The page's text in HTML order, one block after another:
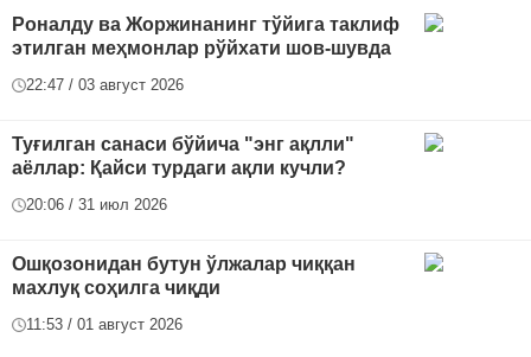
Роналду ва Жоржинанинг тўйига таклиф
этилган меҳмонлар рўйхати шов-шувда
22:47 / 03 август 2026
Туғилган санаси бўйича "энг ақлли"
аёллар: Қайси турдаги ақли кучли?
20:06 / 31 июл 2026
Ошқозонидан бутун ўлжалар чиққан
махлуқ соҳилга чиқди
11:53 / 01 август 2026